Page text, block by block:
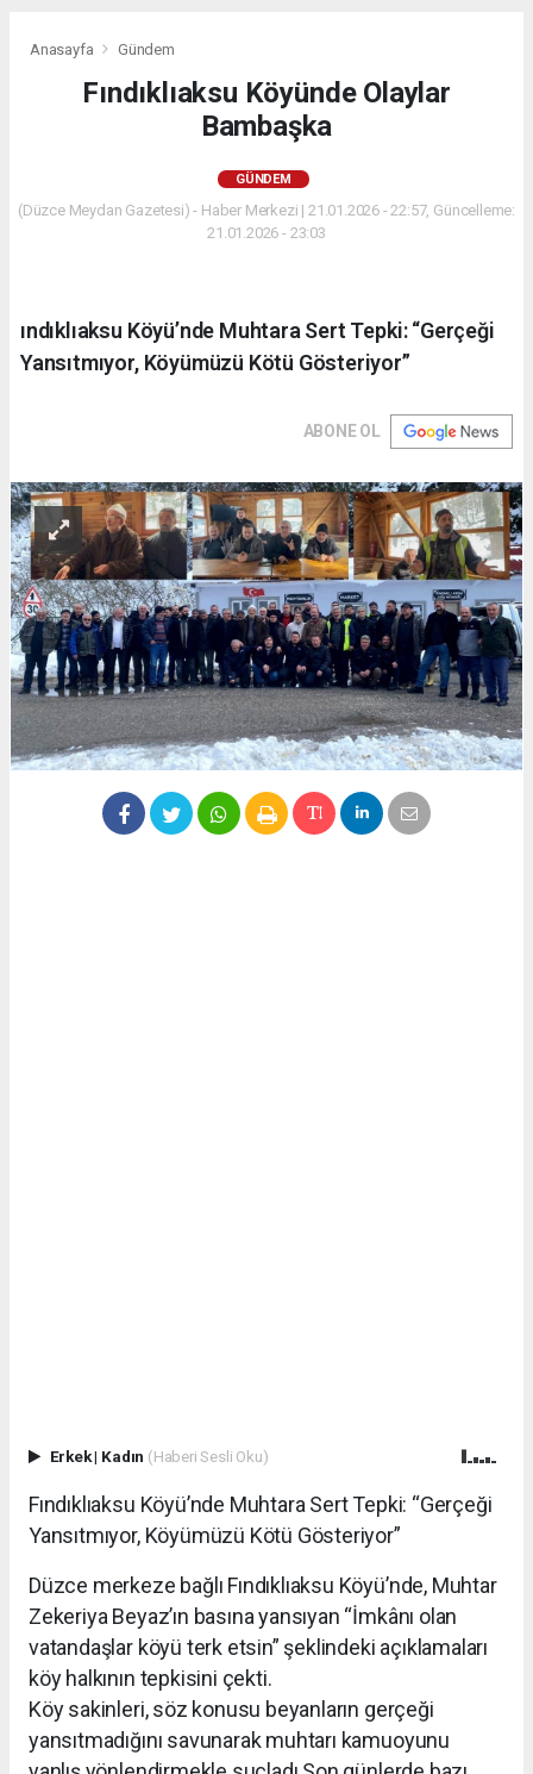
Anasayfa Gündem
Fındıklıaksu Köyünde Olaylar
Bambaşka
GÜNDEM
(Düzce Meydan Gazetesi) - Haber Merkezi | 21.01.2026 - 22:57, Güncelleme:
21.01.2026 - 23:03
ındıklıaksu Köyü’nde Muhtara Sert Tepki: “Gerçeği
Yansıtmıyor, Köyümüzü Kötü Gösteriyor”
ABONE OL
Erkek| Kadın (Haberi Sesli Oku)
Fındıklıaksu Köyü’nde Muhtara Sert Tepki: “Gerçeği
Yansıtmıyor, Köyümüzü Kötü Gösteriyor”
Düzce merkeze bağlı Fındıklıaksu Köyü’nde, Muhtar
Zekeriya Beyaz’ın basına yansıyan “İmkânı olan
vatandaşlar köyü terk etsin” şeklindeki açıklamaları
köy halkının tepkisini çekti.
Köy sakinleri, söz konusu beyanların gerçeği
yansıtmadığını savunarak muhtarı kamuoyunu